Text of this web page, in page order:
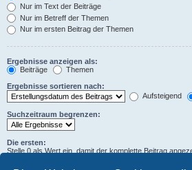
Nur im Text der Beiträge
Nur im Betreff der Themen
Nur im ersten Beitrag der Themen
Ergebnisse anzeigen als:
Beiträge
Themen
Ergebnisse sortieren nach:
Aufsteigend
Suchzeitraum begrenzen:
Die ersten:
Stelle 0 als Wert ein, damit der komplette Beitrag